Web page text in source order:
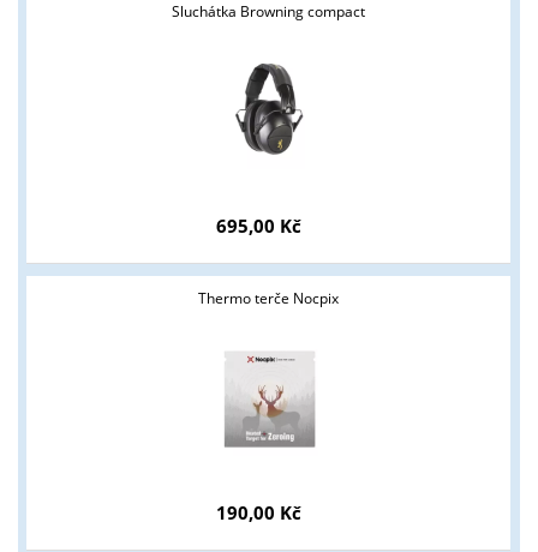
Sluchátka Browning compact
695,00 Kč
Thermo terče Nocpix
190,00 Kč